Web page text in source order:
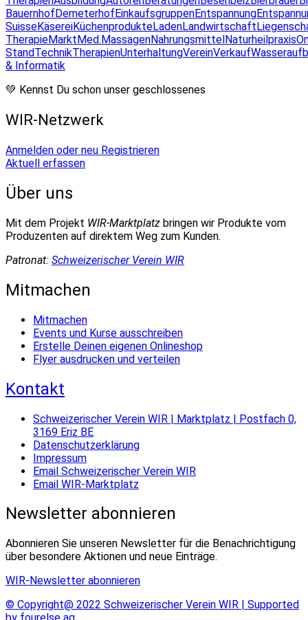
BauernhofDemeterhofEinkaufsgruppenEntspannung
SuisseKäsereiKüchenprodukteLadenLandwirtschaft
TherapieMarktMed.MassagenNahrungsmittelNaturheilpraxis
StandTechnikTherapienUnterhaltungVereinVerkauf
& Informatik
💚 Kennst Du schon unser geschlossenes
WIR-Netzwerk
Anmelden oder neu Registrieren
Aktuell erfassen
Über uns
Mit dem Projekt WIR-Marktplatz bringen wir Produkte vom
Produzenten auf direktem Weg zum Kunden.
Patronat: Schweizerischer Verein WIR
Mitmachen
Mitmachen
Events und Kurse ausschreiben
Erstelle Deinen eigenen Onlineshop
Flyer ausdrucken und verteilen
Kontakt
Schweizerischer Verein WIR | Marktplatz | Postfach 0,
3169 Eriz BE
Datenschutzerklärung
Impressum
Email Schweizerischer Verein WIR
Email WIR-Marktplatz
Newsletter abonnieren
Abonnieren Sie unseren Newsletter für die Benachrichtigung
über besondere Aktionen und neue Einträge.
WIR-Newsletter abonnieren
© Copyright@ 2022 Schweizerischer Verein WIR | Supported